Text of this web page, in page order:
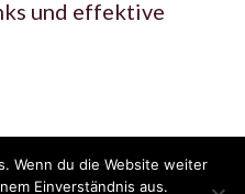
und effektive
- KFZzeitung.com
Wenn du die Website weiter
Einverständnis aus.